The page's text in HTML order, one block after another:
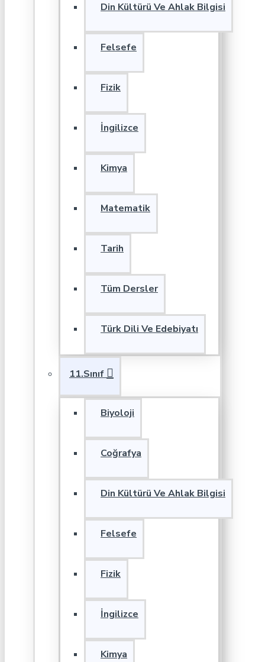
Din Kültürü Ve Ahlak Bilgisi
Felsefe
Fizik
İngilizce
Kimya
Matematik
Tarih
Tüm Dersler
Türk Dili Ve Edebiyatı
11.Sınıf
Biyoloji
Coğrafya
Din Kültürü Ve Ahlak Bilgisi
Felsefe
Fizik
İngilizce
Kimya